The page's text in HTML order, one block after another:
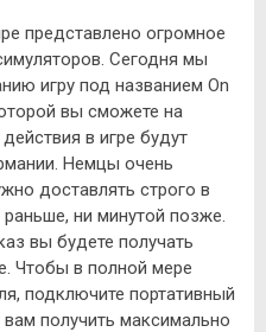
представлено огромное
Сегодня мы
игру под названием On
вы сможете на
в игре будут
Немцы очень
доставлять строго в
ни минутой позже.
вы будете получать
Чтобы в полной мере
подключите портативный
получить максимально